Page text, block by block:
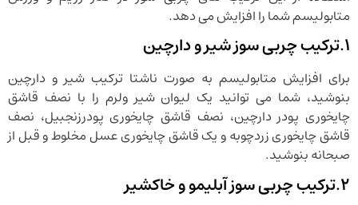
متابولیسم شما را افزایش می دهد.
1.ترکیب چربی سوز شیر و دارچین
برای افزایش متابولیسم به صورت ناشتا ترکیب شیر و دارچین
بنوشید، شما می توانید یک لیوان شیر ولرم را با نصف قاشق
چایخوری پودر دارچین، نصف قاشق چایخوری پودرزنجبیل، نصف
قاشق چایخوری زردچوبه و یک قاشق چایخوری عسل مخلوط و قبل از
صبحانه بنوشید.
2.ترکیب چربی سوز آبلیمو و خاکشیر